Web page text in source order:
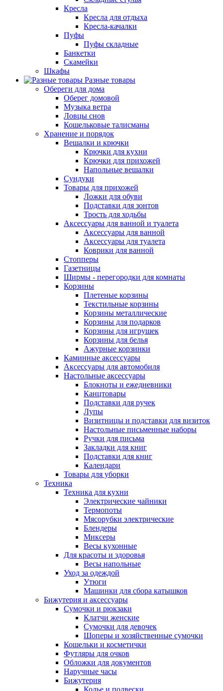
Кресла
Кресла для отдыха
Кресла-качалки
Пуфы
Пуфы складные
Банкетки
Скамейки
Шкафы
Разные товары
Обереги для дома
Оберег домовой
Музыка ветра
Ловцы снов
Кошельковые талисманы
Хранение и порядок
Вешалки и крючки
Крючки для кухни
Крючки для прихожей
Напольные вешалки
Сундуки
Товары для прихожей
Ложки для обуви
Подставки для зонтов
Трость для ходьбы
Аксессуары для ванной и туалета
Аксессуары для ванной
Аксессуары для туалета
Коврики для ванной
Стопперы
Газетницы
Ширмы - перегородки для комнаты
Корзины
Плетеные корзины
Текстильные корзины
Корзины металлические
Корзины для подарков
Корзины для игрушек
Корзины для белья
Ажурные корзинки
Каминные аксессуары
Аксессуары для автомобиля
Настольные аксессуары
Блокноты и ежедневники
Канцтовары
Подставки для ручек
Лупы
Визитницы и подставки для визиток
Настольные письменные наборы
Ручки для письма
Закладки для книг
Подставки для книг
Календари
Товары для уборки
Техника
Техника для кухни
Электрические чайники
Термопоты
Мясорубки электрические
Блендеры
Миксеры
Весы кухонные
Для красоты и здоровья
Весы напольные
Уход за одеждой
Утюги
Машинки для сбора катышков
Бижутерия и аксессуары
Сумочки и рюкзаки
Клатчи женские
Сумочки для девочек
Шоперы и хозяйственные сумочки
Кошельки и косметички
Футляры для очков
Обложки для документов
Наручные часы
Бижутерия
Колье и подвески